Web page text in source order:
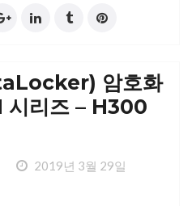
암호화
시리즈 – H300
2019년 3월 29일